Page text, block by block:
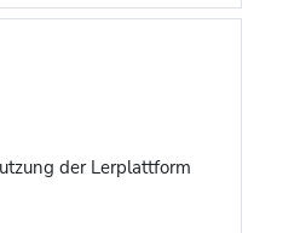
der Lerplattform